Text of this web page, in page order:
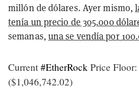
millón de dólares. Ayer mismo,
tenía un precio de 305.000
semanas, una se vendía por
Current #EtherRock Price
($1,046,742.02)